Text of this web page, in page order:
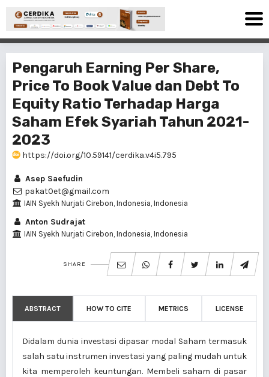
Pengaruh Earning Per Share,
Price To Book Value dan Debt To
Equity Ratio Terhadap Harga
Saham Efek Syariah Tahun 2021-
2023
https://doi.org/10.59141/cerdika.v4i5.795
Asep Saefudin
pakat0et@gmail.com
IAIN Syekh Nurjati Cirebon, Indonesia, Indonesia
Anton Sudrajat
IAIN Syekh Nurjati Cirebon, Indonesia, Indonesia
SHARE
ABSTRACT HOW TO CITE METRICS LICENSE
Didalam dunia investasi dipasar modal Saham termasuk
salah satu instrumen investasi yang paling mudah untuk
kita memperoleh keuntungan. Membeli saham di pasar